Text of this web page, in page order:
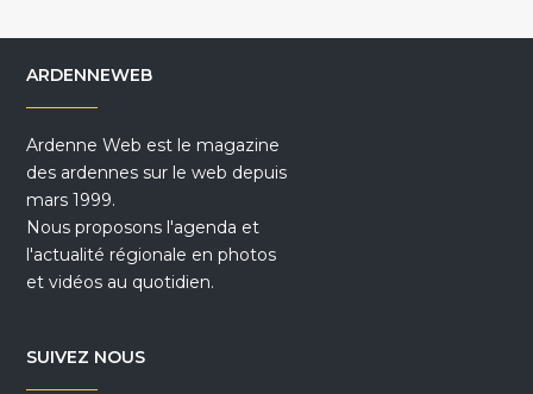
ARDENNEWEB
Ardenne Web est le magazine
des ardennes sur le web depuis
mars 1999.
Nous proposons l'agenda et
l'actualité régionale en photos
et vidéos au quotidien.
SUIVEZ NOUS